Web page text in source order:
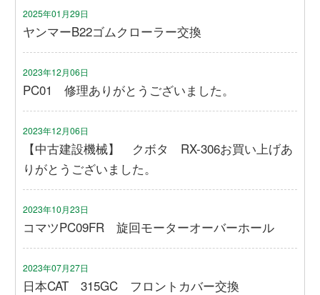
2025年01月29日
ヤンマーB22ゴムクローラー交換
2023年12月06日
PC01 修理ありがとうございました。
2023年12月06日
【中古建設機械】 クボタ RX-306お買い上げあ
りがとうございました。
2023年10月23日
コマツPC09FR 旋回モーターオーバーホール
2023年07月27日
日本CAT 315GC フロントカバー交換